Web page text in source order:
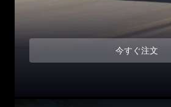
今すぐ注文